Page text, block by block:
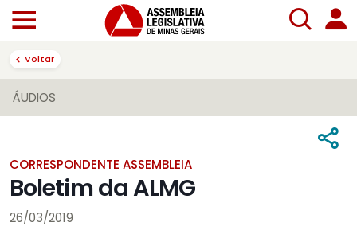
Voltar
ÁUDIOS
CORRESPONDENTE ASSEMBLEIA
Boletim da ALMG
26/03/2019